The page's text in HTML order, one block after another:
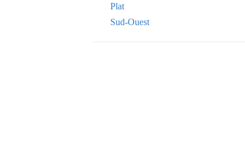
Plat
Sud-Ouest